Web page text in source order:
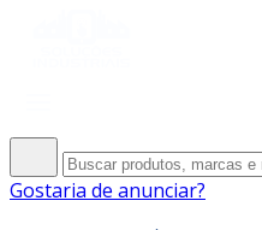
Gostaria de anunciar?